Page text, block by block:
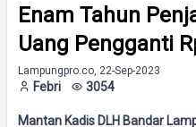
Enam Tahun
Uang Pengganti
Lampungpro.co, 22-Sep-2023
Febri 3054
Mantan Kadis DLH Bandar